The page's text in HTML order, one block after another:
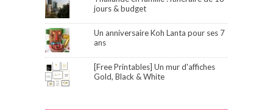
jours & budget
Un anniversaire Koh Lanta pour ses 7
ans
[Free Printables] Un mur d'affiches
Gold, Black & White